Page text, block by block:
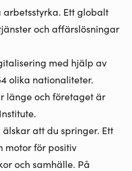
arbetsstyrka. Ett globalt
och affärslösningar
med hjälp av
olika nationaliteter.
länge och företaget är
.
att du springer. Ett
motor för positiv
och samhälle. På